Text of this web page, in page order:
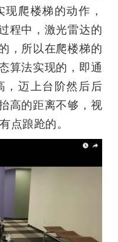
爬楼梯的动作，
程中，激光雷达的
，所以在爬楼梯的
算法实现的，即通
，迈上台阶然后后
高的距离不够，视
点踉跄的。